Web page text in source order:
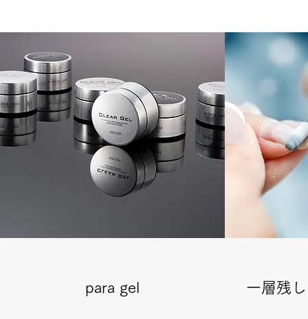
para gel 一層残